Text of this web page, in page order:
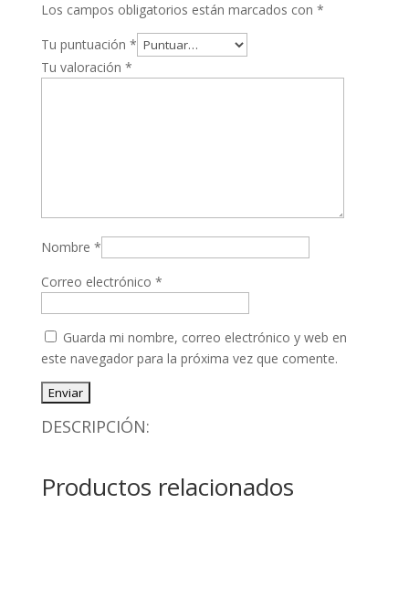
Los campos obligatorios están marcados con *
Tu puntuación *
Tu valoración *
Nombre *
Correo electrónico *
Guarda mi nombre, correo electrónico y web en
este navegador para la próxima vez que comente.
DESCRIPCIÓN:
Productos relacionados